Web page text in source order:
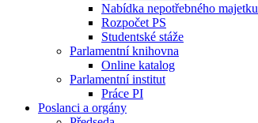
Nabídka nepotřebného majetku
Rozpočet PS
Studentské stáže
Parlamentní knihovna
Online katalog
Parlamentní institut
Práce PI
Poslanci a orgány